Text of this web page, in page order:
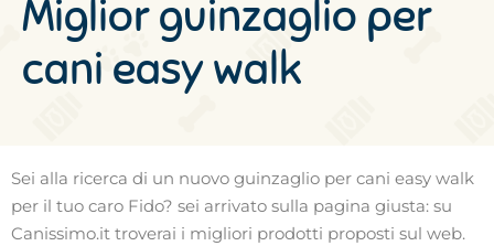
Miglior guinzaglio per
cani easy walk
Sei alla ricerca di un nuovo guinzaglio per cani easy walk
per il tuo caro Fido? sei arrivato sulla pagina giusta: su
Canissimo.it troverai i migliori prodotti proposti sul web.